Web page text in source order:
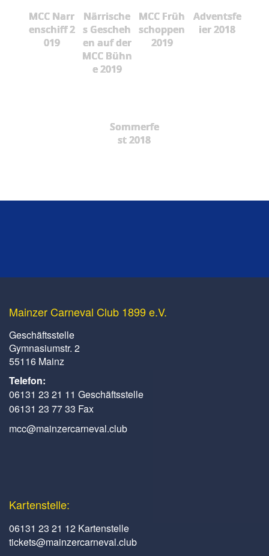
MCC Narr
enschiff 2
019
Närrische
s Gescheh
en auf der
MCC Bühn
e 2019
MCC Früh
schoppen
2019
Adventsfe
ier 2018
Sommerfe
st 2018
Mainzer Carneval Club 1899 e.V.
Geschäftsstelle
Gymnasiumstr. 2
55116 Mainz
Telefon:
06131 23 21 11 Geschäftsstelle
06131 23 77 33 Fax
mcc@mainzercarneval.club
Kartenstelle:
06131 23 21 12 Kartenstelle
tickets@mainzercarneval.club